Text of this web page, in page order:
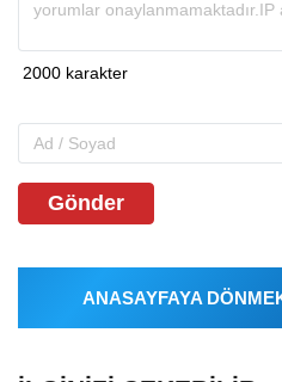
Gönder
ANASAYFAYA